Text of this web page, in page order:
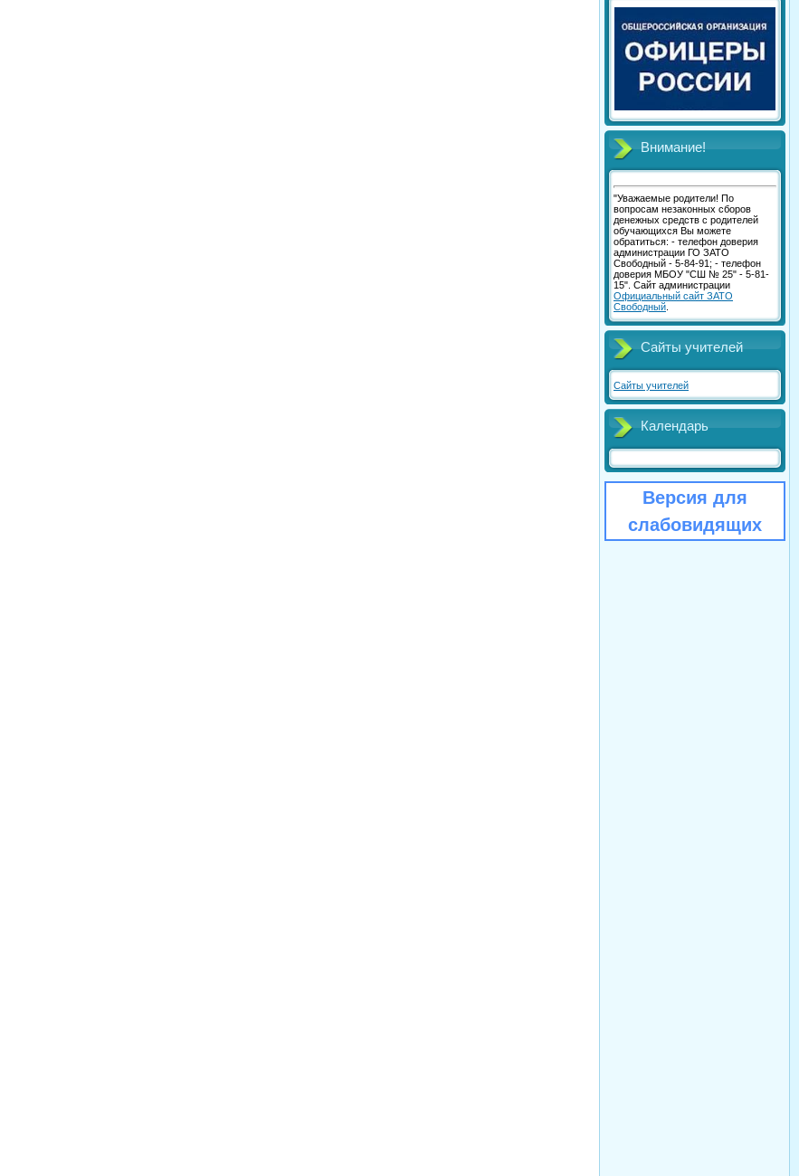
Внимание!
"Уважаемые родители! По
вопросам незаконных сборов
денежных средств с родителей
обучающихся Вы можете
обратиться: - телефон доверия
администрации ГО ЗАТО
Свободный - 5-84-91; - телефон
доверия МБОУ "СШ № 25" - 5-81-
15". Сайт администрации
Официальный сайт ЗАТО
Свободный
Сайты учителей
Сайты учителей
Календарь
Версия для
слабовидящих